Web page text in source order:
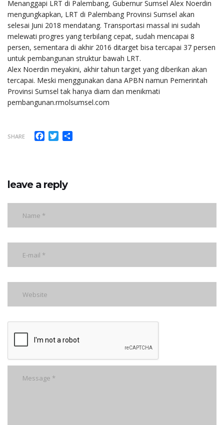
Menanggapi LRT di Palembang, Gubernur Sumsel Alex Noerdin
mengungkapkan, LRT di Palembang Provinsi Sumsel akan
selesai Juni 2018 mendatang. Transportasi massal ini sudah
melewati progres yang terbilang cepat, sudah mencapai 8
persen, sementara di akhir 2016 ditarget bisa tercapai 37 persen
untuk pembangunan struktur bawah LRT.
Alex Noerdin meyakini, akhir tahun target yang diberikan akan
tercapai. Meski menggunakan dana APBN namun Pemerintah
Provinsi Sumsel tak hanya diam dan menikmati
pembangunan.rmolsumsel.com
SHARE Facebook
Twitter
leave a reply